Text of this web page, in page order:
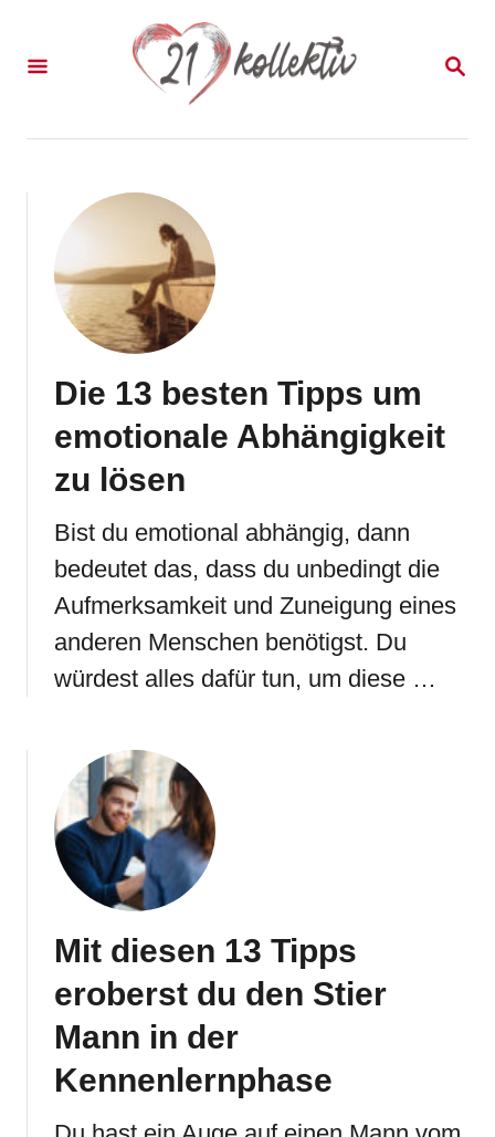
S
R
Die 13 besten Tipps um
emotionale Abhängigkeit
zu lösen
Bist du emotional abhängig, dann
bedeutet das, dass du unbedingt die
Aufmerksamkeit und Zuneigung eines
anderen Menschen benötigst. Du
würdest alles dafür tun, um diese …
Mit diesen 13 Tipps
eroberst du den Stier
Mann in der
Kennenlernphase